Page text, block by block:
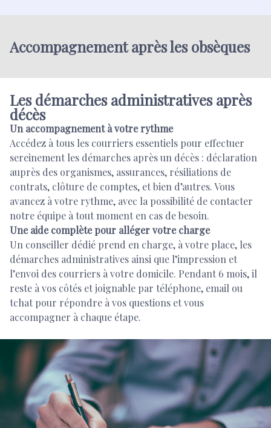
Accompagnement après les obsèques
Les démarches administratives après
décès
Un accompagnement à votre rythme
Accédez à tous les courriers essentiels pour effectuer
sereinement les démarches après un décès : déclaration
auprès des organismes, assurances, résiliations de
contrats, clôture de comptes, et bien d’autres. Vous
avancez à votre rythme, avec la possibilité de contacter
notre équipe à tout moment en cas de besoin.
Une aide complète pour alléger votre charge
Un conseiller dédié prend en charge, à votre place, les
démarches administratives ainsi que l’impression et
l’envoi des courriers à votre domicile. Pendant 6 mois, il
reste à vos côtés et joignable par téléphone, email ou
tchat pour répondre à vos questions et vous
accompagner à chaque étape.